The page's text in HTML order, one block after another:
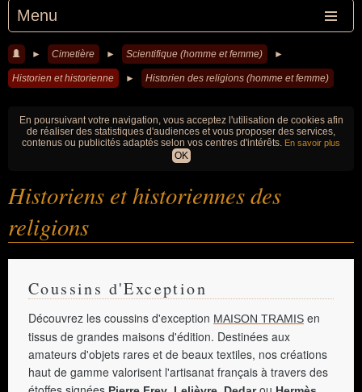
Menu
► Cimetière ► Scientifique (homme et femme) ►
Historien et historienne ► Historien des religions (homme et femme)
En poursuivant votre navigation, vous acceptez l'utilisation de cookies afin
de réaliser des statistiques d'audiences et vous proposer des services,
contenus ou publicités adaptés selon vos centres d'intérêts. En savoir plus
OK
Historiens et historiennes des
religions
Coussins d'Exception
Découvrez les coussins d'exception MAISON TRAMIS en
tissus de grandes maisons d'édition. Destinées aux
amateurs d'objets rares et de beaux textiles, nos créations
haut de gamme valorisent l'artisanat français à travers des